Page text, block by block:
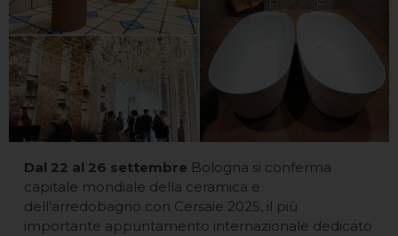
Dal 22 al 26 settembre Bologna si conferma
capitale mondiale della ceramica e
dell’arredobagno con Cersaie 2025, il più
importante appuntamento internazionale dedicato